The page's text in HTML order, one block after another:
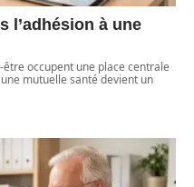
l’adhésion à une
occupent une place centrale
mutuelle santé devient un